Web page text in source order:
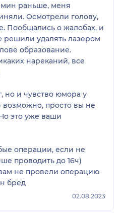
время главврача по
а оставлять такое
так нельзя решил все
просьбой связаться со
клиники. Пока
прошел уже одетый
словами обращенными к
фразы доктора я
и объяснить его
фраза «нам нечего
хамства я еще никогда
и хамское отношения
специалиста,
свою работу нет от
раньше, меня
Осмотрели голову,
Пообщались о жалобах, и
решили удалять лазером
образование.
нареканий, все
но и чувство юмора у
возможно, просто вы не
это уже ваши
операции, если не
проводить до 16ч)
не провели операцию
бред
02.08.2023